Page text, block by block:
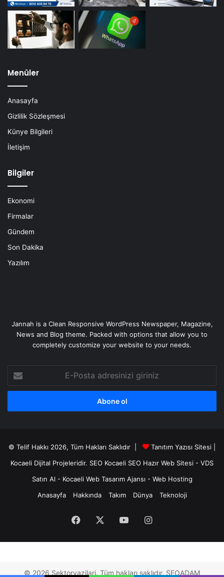
Menüler
Anasayfa
Gizlilik Sözleşmesi
Künye Bilgileri
İletişim
Bilgiler
Ekonomi
Firmalar
Gündem
Son Dakika
Yazılım
Jannah is a Clean Responsive WordPress Newspaper, Magazine,
News and Blog theme. Packed with options that allow you to
completely customize your website to your needs.
Posta
adresinizi
© Telif Hakkı 2026, Tüm Hakları Saklıdır |
Tanıtım Yazısı Sitesi |
Kocaeli Dijital Projeleridir. SEO Kocaeli SEO Hazır Web Sitesi - VDS
Satın Al - Kocaeli Web Tasarım Ajansı - Web Hosting
Anasayfa
Hakkında Takım Dünya Teknoloji
Facebook YouTubeInstagram
© 2026 Sektoryazilari. Tüm hakları saklıdır. SEOADAM